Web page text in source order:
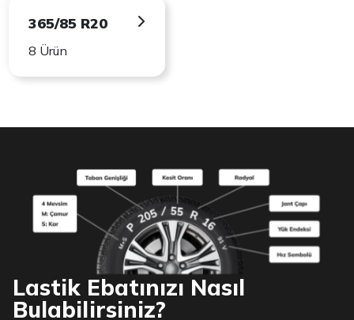
365/85 R20
8 Ürün
Lastik Ebatınızı Nasıl
Bulabilirsiniz?